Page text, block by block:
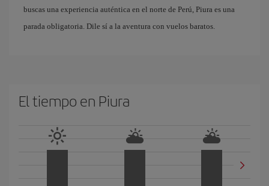
buscas una experiencia auténtica en el norte de Perú, Piura es una
parada obligatoria. Dile sí a la aventura con vuelos baratos.
El tiempo en Piura